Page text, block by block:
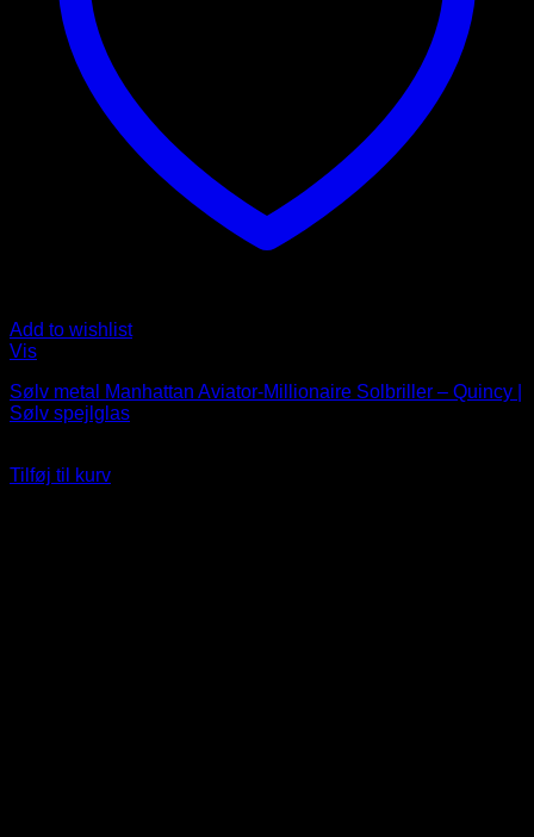
Add to wishlist
Vis
Sølv metal Manhattan Aviator-Millionaire Solbriller – Quincy |
Sølv spejlglas
Tilføj til kurv